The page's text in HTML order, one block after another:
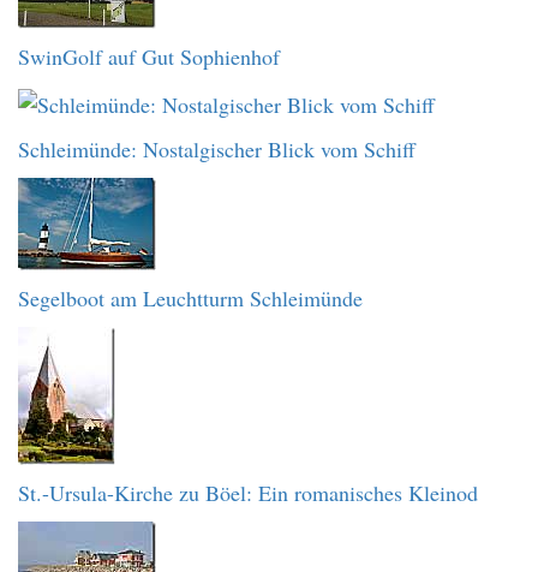
SwinGolf auf Gut Sophienhof
Schleimünde: Nostalgischer Blick vom Schiff
Segelboot am Leuchtturm Schleimünde
St.-Ursula-Kirche zu Böel: Ein romanisches Kleinod